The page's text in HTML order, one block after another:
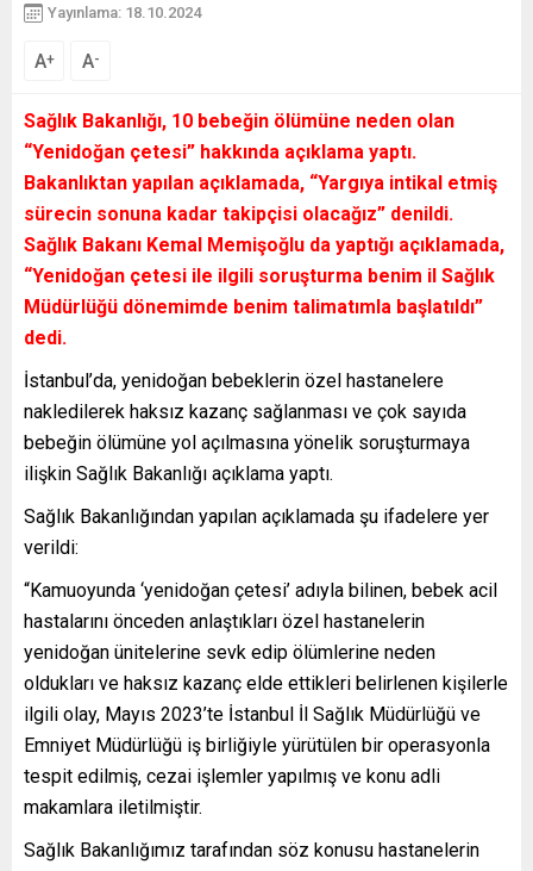
Yayınlama: 18.10.2024
A+ A-
Sağlık Bakanlığı, 10 bebeğin ölümüne neden olan
“Yenidoğan çetesi” hakkında açıklama yaptı.
Bakanlıktan yapılan açıklamada, “Yargıya intikal etmiş
sürecin sonuna kadar takipçisi olacağız” denildi.
Sağlık Bakanı Kemal Memişoğlu da yaptığı açıklamada,
“Yenidoğan çetesi ile ilgili soruşturma benim il Sağlık
Müdürlüğü dönemimde benim talimatımla başlatıldı”
dedi.
İstanbul’da, yenidoğan bebeklerin özel hastanelere
nakledilerek haksız kazanç sağlanması ve çok sayıda
bebeğin ölümüne yol açılmasına yönelik soruşturmaya
ilişkin Sağlık Bakanlığı açıklama yaptı.
Sağlık Bakanlığından yapılan açıklamada şu ifadelere yer
verildi:
“Kamuoyunda ‘yenidoğan çetesi’ adıyla bilinen, bebek acil
hastalarını önceden anlaştıkları özel hastanelerin
yenidoğan ünitelerine sevk edip ölümlerine neden
oldukları ve haksız kazanç elde ettikleri belirlenen kişilerle
ilgili olay, Mayıs 2023’te İstanbul İl Sağlık Müdürlüğü ve
Emniyet Müdürlüğü iş birliğiyle yürütülen bir operasyonla
tespit edilmiş, cezai işlemler yapılmış ve konu adli
makamlara iletilmiştir.
Sağlık Bakanlığımız tarafından söz konusu hastanelerin